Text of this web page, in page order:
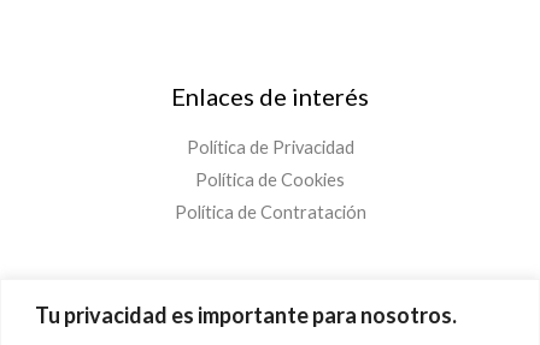
Tu privacidad es importante para nosotros.
Enlaces de interés
Política de Privacidad
Política de Cookies
Política de Contratación
¡Suscríbete!